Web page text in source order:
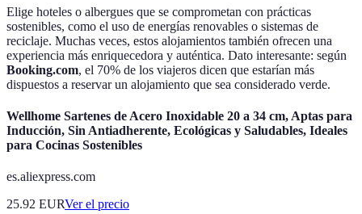
Elige hoteles o albergues que se comprometan con prácticas
sostenibles, como el uso de energías renovables o sistemas de
reciclaje. Muchas veces, estos alojamientos también ofrecen una
experiencia más enriquecedora y auténtica. Dato interesante: según
Booking.com, el 70% de los viajeros dicen que estarían más
dispuestos a reservar un alojamiento que sea considerado verde.
Wellhome Sartenes de Acero Inoxidable 20 a 34 cm, Aptas para
Inducción, Sin Antiadherente, Ecológicas y Saludables, Ideales
para Cocinas Sostenibles
es.aliexpress.com
25.92 EURVer el precio